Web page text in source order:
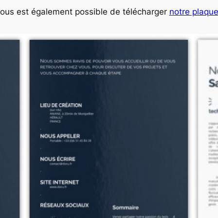
est également possible de télécharger notre